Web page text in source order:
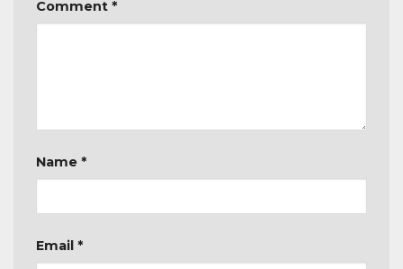
Comment *
Name *
Email *